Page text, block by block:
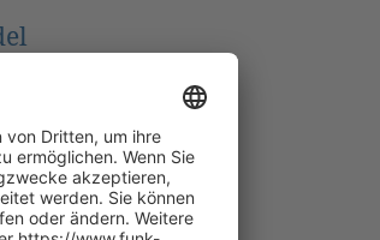
die
Maschinenschaden,
werden können.
benötigen
sondern auch